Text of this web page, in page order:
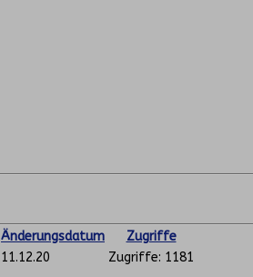
Änderungsdatum
Zugriffe
11.12.20
Zugriffe: 1181